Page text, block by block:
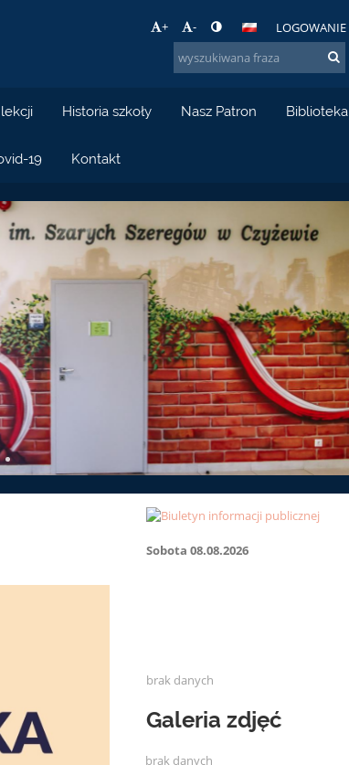
+ - LOGOWANIE
Historia szkoły Nasz Patron Biblioteka
19 Kontakt
Sobota 08.08.2026
brak danych
Galeria zdjęć
brak danych